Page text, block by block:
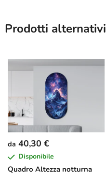
Prodotti alternativi
Quadro Altezza notturna
da 40,30 €
Disponibile